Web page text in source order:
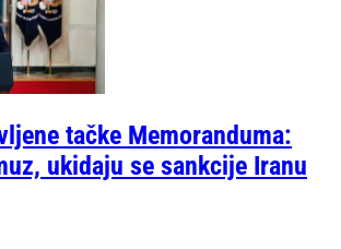
tačke Memoranduma:
ukidaju se sankcije Iranu